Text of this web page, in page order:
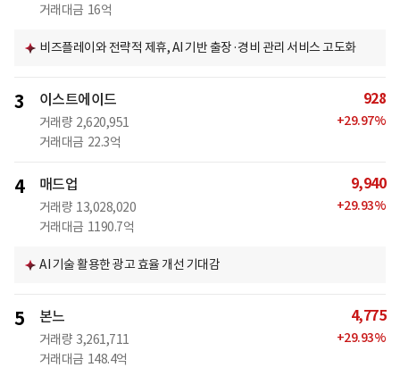
거래대금 16억
비즈플레이와 전략적 제휴, AI 기반 출장·경비 관리 서비스 고도화
3 이스트에이드
거래량 2,620,951
거래대금 22.3억
928
+29.97%
4 매드업
거래량 13,028,020
거래대금 1190.7억
9,940
+29.93%
AI 기술 활용한 광고 효율 개선 기대감
5 본느
거래량 3,261,711
거래대금 148.4억
4,775
+29.93%